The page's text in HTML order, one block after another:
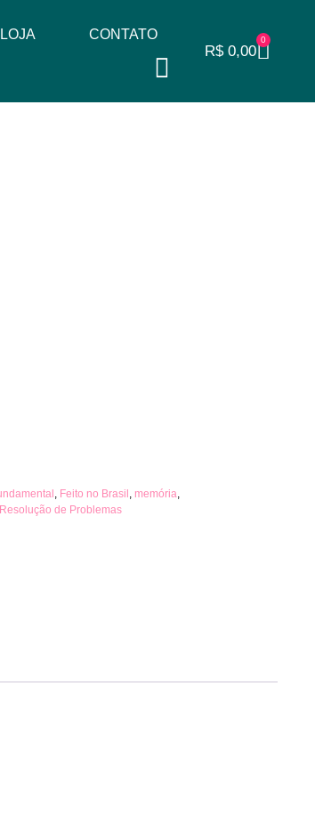
LOJA CONTATO
R$0,00
0
Feito no Brasil memória
Resolução de Problemas